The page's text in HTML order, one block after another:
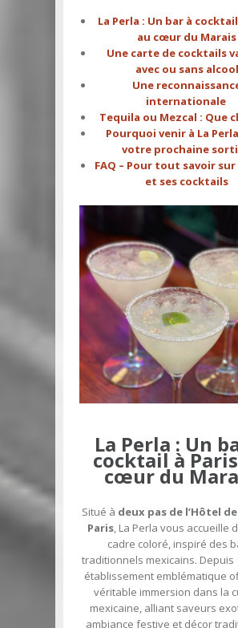
La Perla : Un bar à
au cœur du Marais
Une carte de cocktails
avec ou sans alcool
Une
internationale
Tequila ou Mezcal : Que
Pourquoi venir à La
votre prochaine
FAQ – Pour tout savoir sur
et ses cocktails
La Perla : Un
cocktail à
cœur du
Situé à deux pas de l’Hôtel
Paris, La Perla vous accueille
cadre coloré, inspiré des
traditionnels mexicains. Depuis
établissement emblématique
véritable immersion dans la
mexicaine, alliant saveurs
ambiance festive et décor